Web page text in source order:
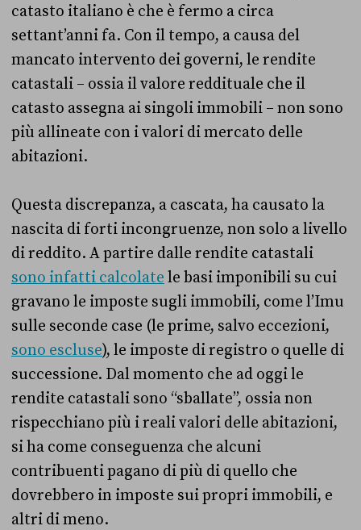
catasto italiano è che è fermo a circa
settant’anni fa. Con il tempo, a causa del
mancato intervento dei governi, le rendite
catastali – ossia il valore reddituale che il
catasto assegna ai singoli immobili – non sono
più allineate con i valori di mercato delle
abitazioni.
Questa discrepanza, a cascata, ha causato la
nascita di forti incongruenze, non solo a livello
di reddito. A partire dalle rendite catastali
sono infatti calcolate le basi imponibili su cui
gravano le imposte sugli immobili, come l’Imu
sulle seconde case (le prime, salvo eccezioni,
sono escluse), le imposte di registro o quelle di
successione. Dal momento che ad oggi le
rendite catastali sono “sballate”, ossia non
rispecchiano più i reali valori delle abitazioni,
si ha come conseguenza che alcuni
contribuenti pagano di più di quello che
dovrebbero in imposte sui propri immobili, e
altri di meno.